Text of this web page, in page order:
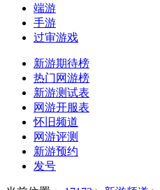
端游
手游
过审游戏
新游期待榜
热门网游榜
新游测试表
网游开服表
怀旧频道
网游评测
新游预约
发号